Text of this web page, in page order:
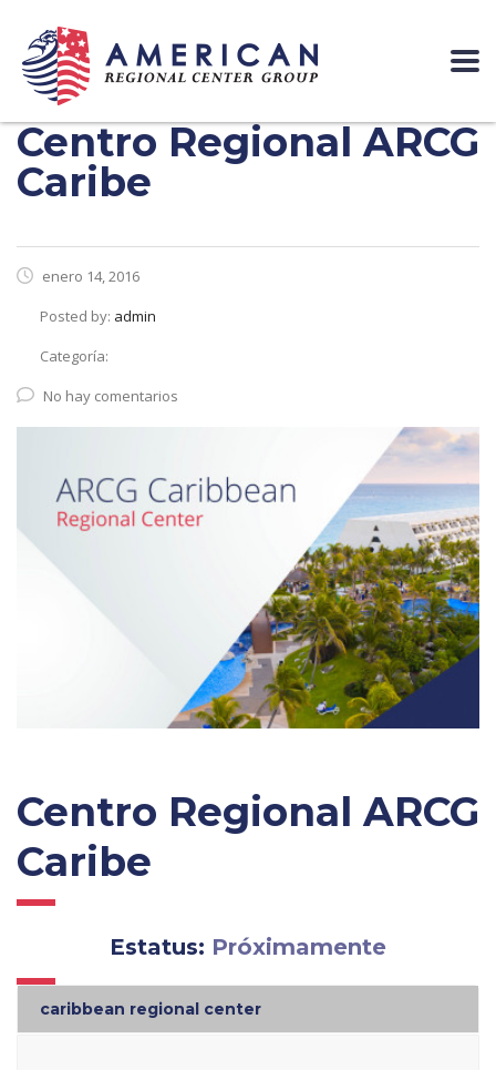
Centro Regional ARCG
Caribe
enero 14, 2016
Posted by: admin
Categoría:
No hay comentarios
Centro Regional ARCG
Caribe
Estatus: Próximamente
caribbean regional center